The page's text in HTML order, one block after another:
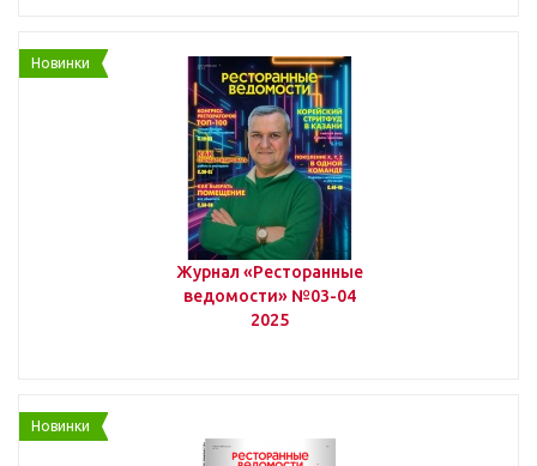
Новинки
Журнал «Ресторанные
ведомости» №03-04
2025
Новинки